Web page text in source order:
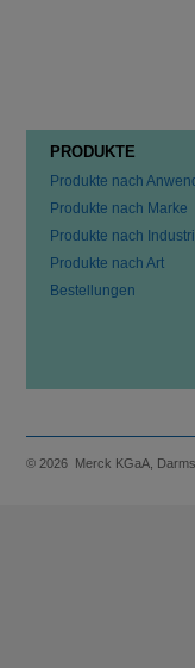
PRODUKTE
Produkte nach
Produkte nach Marke
Produkte nach
Produkte nach Art
Bestellungen
© 2026 Merck KGaA,